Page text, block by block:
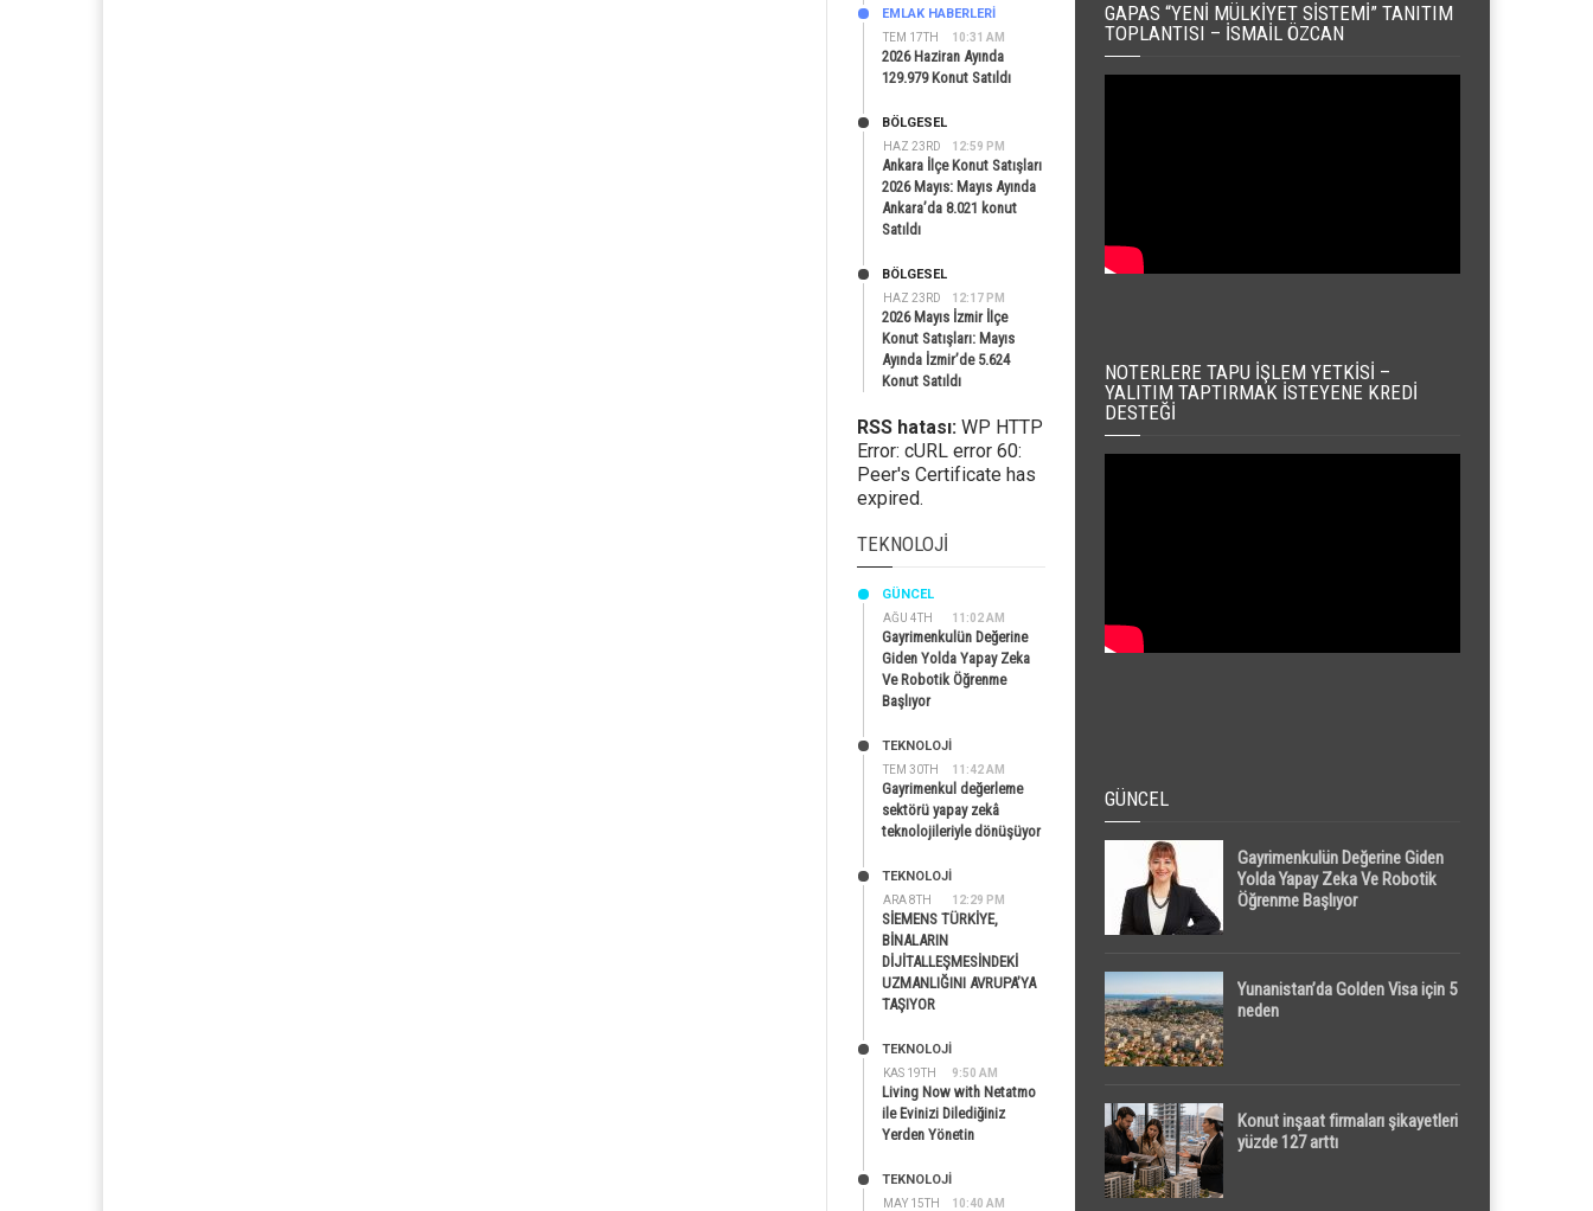
TEM 17TH 10:31 AM
EMLAK HABERLERI
2026 Haziran Ayında
129.979 Konut Satıldı
HAZ 23RD 12:59 PM
BÖLGESEL
Ankara İlçe Konut Satışları
2026 Mayıs: Mayıs Ayında
Ankara’da 8.021 konut
Satıldı
HAZ 23RD 12:17 PM
BÖLGESEL
2026 Mayıs İzmir İlçe
Konut Satışları: Mayıs
Ayında İzmir’de 5.624
Konut Satıldı
RSS hatası: WP HTTP
Error: cURL error 60:
Peer's Certificate has
expired.
TEKNOLOJI
AĞU 4TH 11:02 AM
GÜNCEL
Gayrimenkulün Değerine
Giden Yolda Yapay Zeka
Ve Robotik Öğrenme
Başlıyor
TEM 30TH 11:42 AM
TEKNOLOJİ
Gayrimenkul değerleme
sektörü yapay zekâ
teknolojileriyle dönüşüyor
ARA 8TH 12:29 PM
TEKNOLOJİ
SİEMENS TÜRKİYE,
BİNALARIN
DİJİTALLEŞMESİNDEKİ
UZMANLIĞINI AVRUPA’YA
TAŞIYOR
KAS 19TH 9:50 AM
TEKNOLOJİ
Living Now with Netatmo
ile Evinizi Dilediğiniz
Yerden Yönetin
MAY 15TH 10:40 AM
TEKNOLOJİ
GAPAS “YENI MÜLKIYET SISTEMI” TANITIM
TOPLANTISI – İSMAIL ÖZCAN
NOTERLERE TAPU İŞLEM YETKISI –
YALITIM TAPTIRMAK İSTEYENE KREDI
DESTEĞI
GÜNCEL
Gayrimenkulün Değerine Giden
Yolda Yapay Zeka Ve Robotik
Öğrenme Başlıyor
Yunanistan’da Golden Visa için 5
neden
Konut inşaat firmaları şikayetleri
yüzde 127 arttı